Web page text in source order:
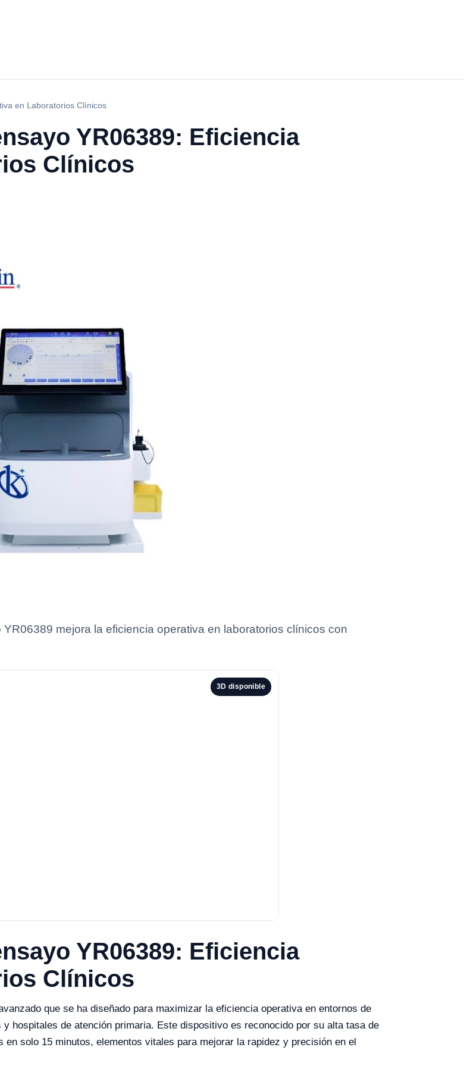
en Laboratorios Clínicos
YR06389: Eficiencia
Clínicos
mejora la eficiencia operativa en laboratorios clínicos con
3D disponible
YR06389: Eficiencia
Clínicos
que se ha diseñado para maximizar la eficiencia operativa en entornos de
hospitales de atención primaria. Este dispositivo es reconocido por su alta tasa de
solo 15 minutos, elementos vitales para mejorar la rapidez y precisión en el